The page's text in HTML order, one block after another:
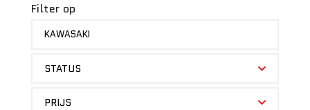
Filter op
KAWASAKI
STATUS
PRIJS